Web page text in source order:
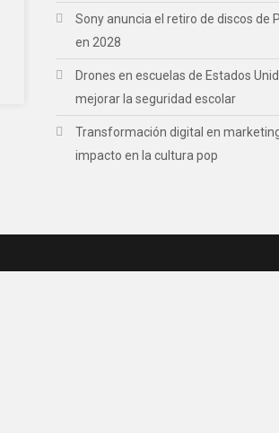
Sony anuncia el retiro de discos de
en 2028
Drones en escuelas de Estados
mejorar la seguridad escolar
Transformación digital en
impacto en la cultura pop